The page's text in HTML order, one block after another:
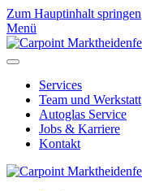
Zum Hauptinhalt springen
Menü
Services
Team und Werkstatt
Autoglas Service
Jobs & Karriere
Kontakt